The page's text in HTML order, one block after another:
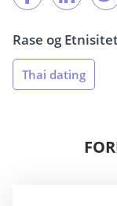
Rase og
Thai dating